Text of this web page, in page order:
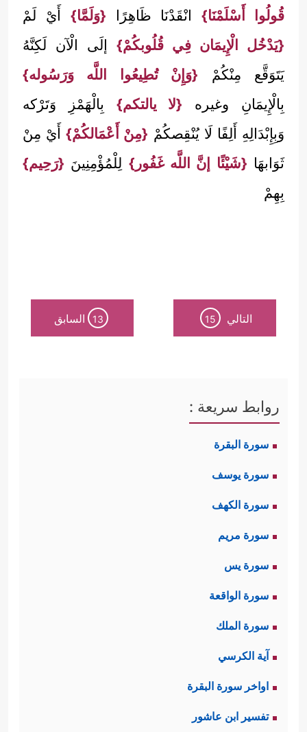
قُولُوا أَسْلَمْنَا}انْقَدْنَا ظَاهِرًا {وَلَمَّا} أَيْ لَمْ
{يَدْخُل الْإِيمَان فِي قُلُوبكُمْ} إلَى الْآن لَكِنَّهُ
يَتَوَقَّع مِنْكُمْ {وَإِنْ تُطِيعُوا اللَّه وَرَسُوله}
بِالْإِيمَانِ وغيره {لا يالتكم} بِالْهَمْزِ وَتَرْكه
وَبِإِبْدَالِهِ أَلِفًا لَا يُنْقِصكُمْ {مِنْ أَعْمَالكُمْ}أَيْ مِنْ
ثَوَابهَا {شَيْئًا إنَّ اللَّه غَفُور} لِلْمُؤْمِنِينَ {رَحِيم}
بِهِمْ
التالي 15
13 السابق
روابط سريعة :
سورة البقرة
سورة يوسف
سورة الكهف
سورة مريم
سورة يس
سورة الواقعة
سورة الملك
آية الكرسي
اواخر سورة البقرة
تفسير ابن عاشور